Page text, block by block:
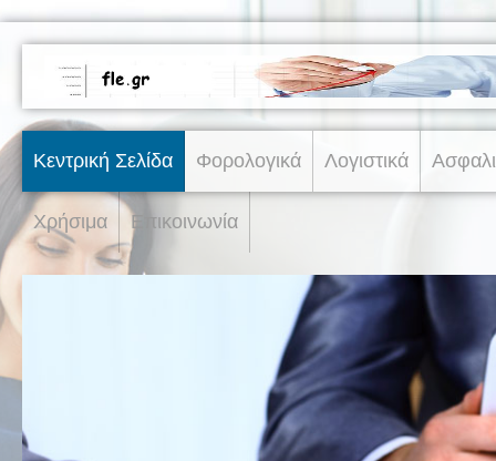
Κεντρική Σελίδα Φορολογικά Λογιστικά
Χρήσιμα Επικοινωνία